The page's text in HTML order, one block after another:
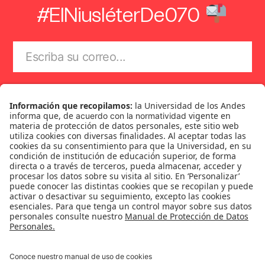
#ElNiusléterDe070
Suscríbase
Política